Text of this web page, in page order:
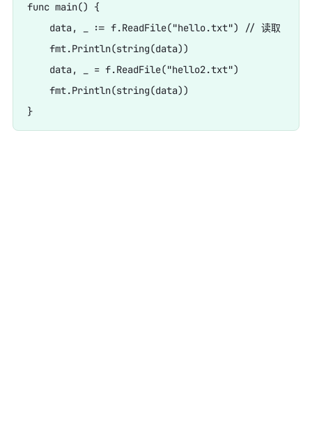
func main() {
    data, _ := f.ReadFile("hello.txt") // 读取
    fmt.Println(string(data))
    data, _ = f.ReadFile("hello2.txt")
    fmt.Println(string(data))